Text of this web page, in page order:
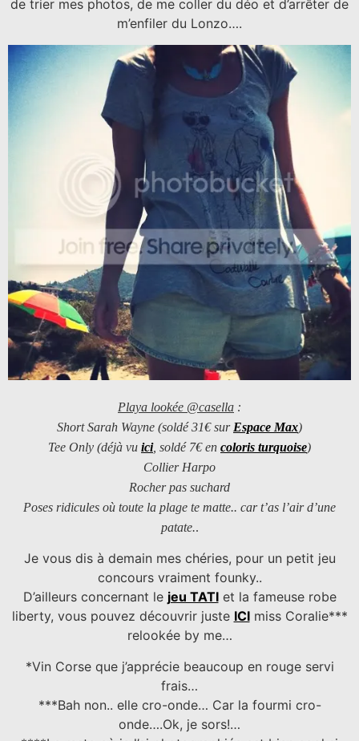
de trier mes photos, de me coller du déo et d’arrêter de
m’enfiler du Lonzo….
Playa lookée @casella :
Short Sarah Wayne (soldé 31€ sur Espace Max)
Tee Only (déjà vu ici, soldé 7€ en coloris turquoise)
Collier Harpo
Rocher pas suchard
Poses ridicules où toute la plage te matte.. car t’as l’air d’une
patate..
Je vous dis à demain mes chéries, pour un petit jeu
concours vraiment founky..
D’ailleurs concernant le jeu TATIet la fameuse robe
liberty, vous pouvez découvrir juste ICImiss Coralie***
relookée by me…
*Vin Corse que j’apprécie beaucoup en rouge servi
frais…
***Bah non.. elle cro-onde… Car la fourmi cro-
onde….Ok, je sors!…